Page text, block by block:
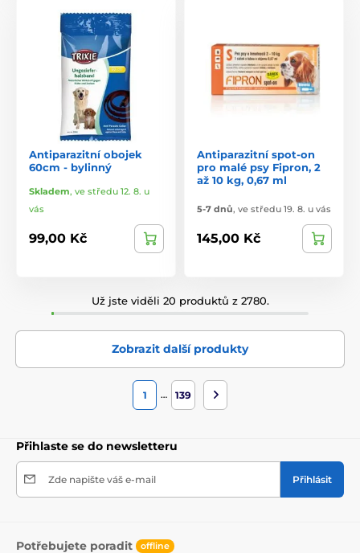
Antiparazitní obojek
60cm - bylinný
Skladem, ve středu 12. 8. u
vás
99,00 Kč
Antiparazitní spot-on
pro malé psy Fipron, 2
až 10 kg, 0,67 ml
5-7 dnů, ve středu 19. 8. u vás
145,00 Kč
Už jste viděli 20 produktů z 2780.
Zobrazit další produkty
1 … 139
Přihlaste se do newsletteru
Zde napište váš e-mail Přihlásit
Potřebujete poradit offline